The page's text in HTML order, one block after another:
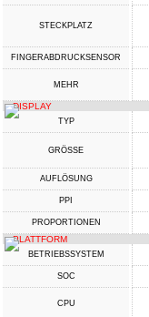
STECKPLATZ
FINGERABDRUCKSENSOR
MEHR
DISPLAY
TYP
GRÖSSE
AUFLÖSUNG
PPI
PROPORTIONEN
PLATTFORM
BETRIEBSSYSTEM
SOC
CPU